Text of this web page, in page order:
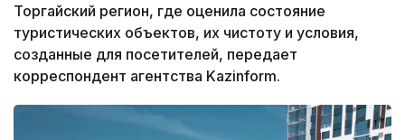
Торгайский регион, где оценила состояние
туристических объектов, их чистоту и условия,
созданные для посетителей, передает
корреспондент агентства Kazinform.